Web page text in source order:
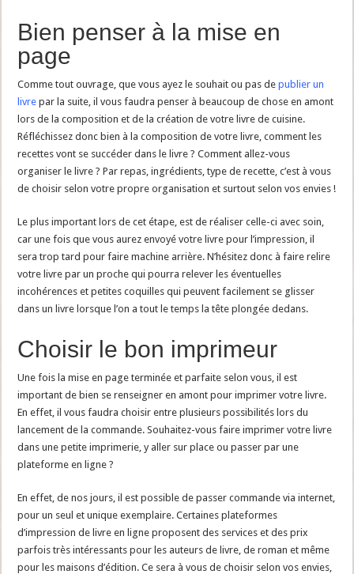
Bien penser à la mise en
page
Comme tout ouvrage, que vous ayez le souhait ou pas depublier un
livre par la suite, il vous faudra penser à beaucoup de chose en amont
lors de la composition et de la création de votre livre de cuisine.
Réfléchissez donc bien à la composition de votre livre, comment les
recettes vont se succéder dans le livre ? Comment allez-vous
organiser le livre ? Par repas, ingrédients, type de recette, c’est à vous
de choisir selon votre propre organisation et surtout selon vos envies !
Le plus important lors de cet étape, est de réaliser celle-ci avec soin,
car une fois que vous aurez envoyé votre livre pour l’impression, il
sera trop tard pour faire machine arrière. N’hésitez donc à faire relire
votre livre par un proche qui pourra relever les éventuelles
incohérences et petites coquilles qui peuvent facilement se glisser
dans un livre lorsque l’on a tout le temps la tête plongée dedans.
Choisir le bon imprimeur
Une fois la mise en page terminée et parfaite selon vous, il est
important de bien se renseigner en amont pour imprimer votre livre.
En effet, il vous faudra choisir entre plusieurs possibilités lors du
lancement de la commande. Souhaitez-vous faire imprimer votre livre
dans une petite imprimerie, y aller sur place ou passer par une
plateforme en ligne ?
En effet, de nos jours, il est possible de passer commande via internet,
pour un seul et unique exemplaire. Certaines plateformes
d’impression de livre en ligne proposent des services et des prix
parfois très intéressants pour les auteurs de livre, de roman et même
pour les maisons d’édition. Ce sera à vous de choisir selon vos envies,